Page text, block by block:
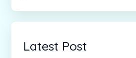
Latest Post